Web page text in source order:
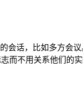
会话，比如多方会
而不用关系他们的实